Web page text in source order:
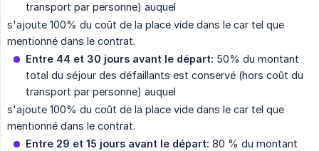
transport par personne) auquel
s'ajoute 100% du coût de la place vide dans le car tel que
mentionné dans le contrat.
Entre 44 et 30 jours avant le départ: 50% du montant
total du séjour des défaillants est conservé (hors coût du
transport par personne) auquel
s'ajoute 100% du coût de la place vide dans le car tel que
mentionné dans le contrat.
Entre 29 et 15 jours avant le départ: 80 % du montant